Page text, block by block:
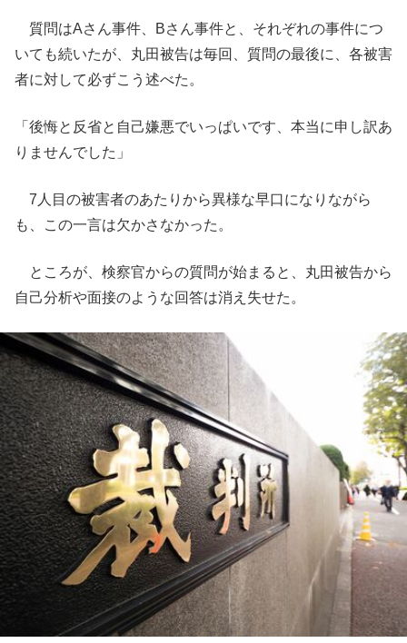
質問はAさん事件、Bさん事件と、それぞれの事件につ
いても続いたが、丸田被告は毎回、質問の最後に、各被害
者に対して必ずこう述べた。
「後悔と反省と自己嫌悪でいっぱいです、本当に申し訳あ
りませんでした」
7人目の被害者のあたりから異様な早口になりながら
も、この一言は欠かさなかった。
ところが、検察官からの質問が始まると、丸田被告から
自己分析や面接のような回答は消え失せた。